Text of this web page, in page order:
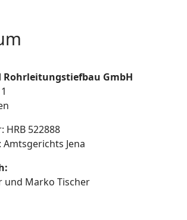
Rohrleitungstiefbau GmbH
HRB 522888
Jena
und Marko Tischer